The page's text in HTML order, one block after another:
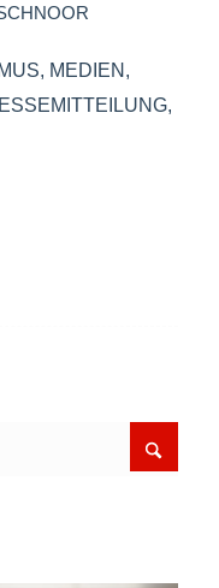
, MEDIEN,
,